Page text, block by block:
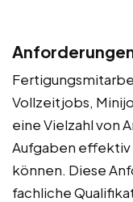
Vollzeitjobs,
eine Vielzahl von
Aufgaben effektiv
können. Diese
fachliche